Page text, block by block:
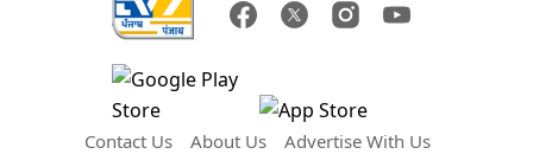
Contact Us About Us
Advertise With Us